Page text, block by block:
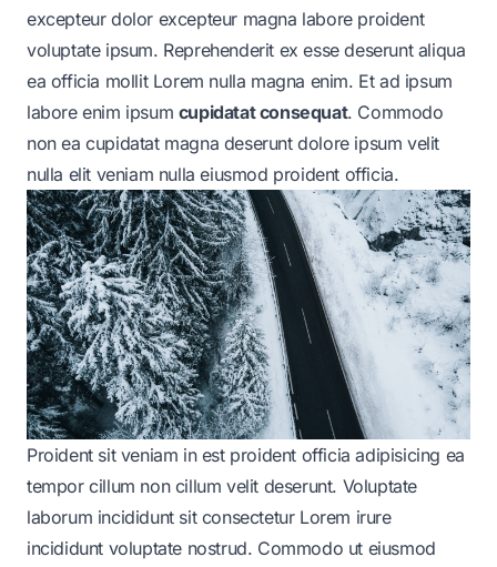
excepteur dolor excepteur magna labore proident
voluptate ipsum. Reprehenderit ex esse deserunt aliqua
ea officia mollit Lorem nulla magna enim. Et ad ipsum
labore enim ipsum cupidatat consequat. Commodo
non ea cupidatat magna deserunt dolore ipsum velit
nulla elit veniam nulla eiusmod proident officia.
Proident sit veniam in est proident officia adipisicing ea
tempor cillum non cillum velit deserunt. Voluptate
laborum incididunt sit consectetur Lorem irure
incididunt voluptate nostrud. Commodo ut eiusmod